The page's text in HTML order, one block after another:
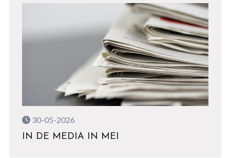
30-05-2026
IN DE MEDIA IN MEI